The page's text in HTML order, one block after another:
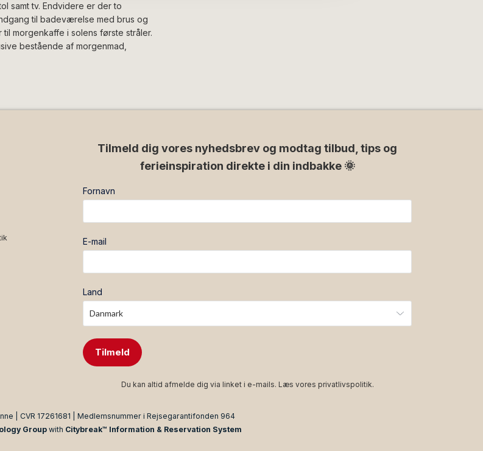
samt tv. Endvidere er der to
til badeværelse med brus og
morgenkaffe i solens første stråler.
bestående af morgenmad,
Tilmeld dig vores nyhedsbrev og modtag tilbud, tips og
ferieinspiration direkte i din indbakke 🌞
Fornavn
E-mail
Land
Tilmeld
Du kan altid afmelde dig via linket i e-mails. Læs vores privatlivspolitik.
| CVR 17261681 | Medlemsnummer i Rejsegarantifonden 964
Groupwith Citybreak™ Information & Reservation System